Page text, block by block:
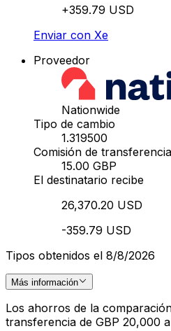
+359.79 USD
Enviar con Xe
Proveedor
Nationwide
Tipo de cambio
1.319500
Comisión de transferencia
15.00 GBP
El destinatario recibe
26,370.20 USD
-359.79 USD
Tipos obtenidos el 8/8/2026
Más información
Los ahorros de la
transferencia de GBP 20,000